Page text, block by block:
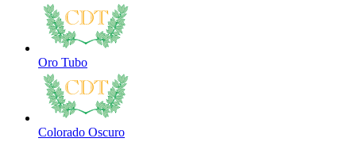
Oro Tubo
Colorado Oscuro